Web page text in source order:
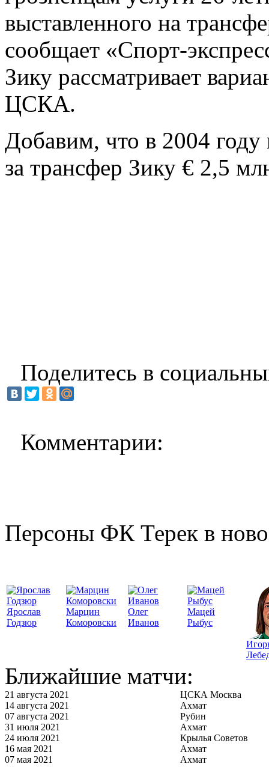
выставленного на
сообщает «Спорт-
Зику рассматривает
ЦСКА.
Добавим, что в 2004
за трансфер Зику € 2,5
Поделитесь в
Комментарии:
Персоны ФК Терек в
Ярослав
Годзюр
Марцин
Коморовски
Олег
Иванов
Мацей
Рыбус
Ближайшие матчи:
21 августа 2021
ЦСКА Москва
14 августа 2021
Ахмат
07 августа 2021
Рубин
31 июля 2021
Ахмат
24 июля 2021
Крылья Советов
16 мая 2021
Ахмат
07 мая 2021
Ахмат